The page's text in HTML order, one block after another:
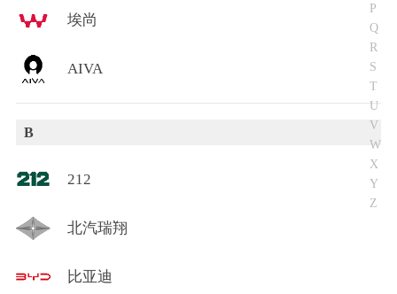
埃尚
AIVA
B
212
北汽瑞翔
比亚迪
P
Q
R
S
T
U
V
W
X
Y
Z